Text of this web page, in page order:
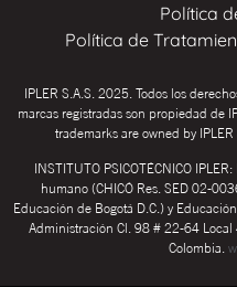
Política
Política de
IPLER S.A.S. 2025. Todos los
marcas registradas son propiedad de
trademarks are owned by
INSTITUTO PSICOTÉCNICO
humano (CHICÓ Res. SED 02-
Educación de Bogotá D.C.) y
Administración Cl. 98 # 22-64 Local
Colombia.